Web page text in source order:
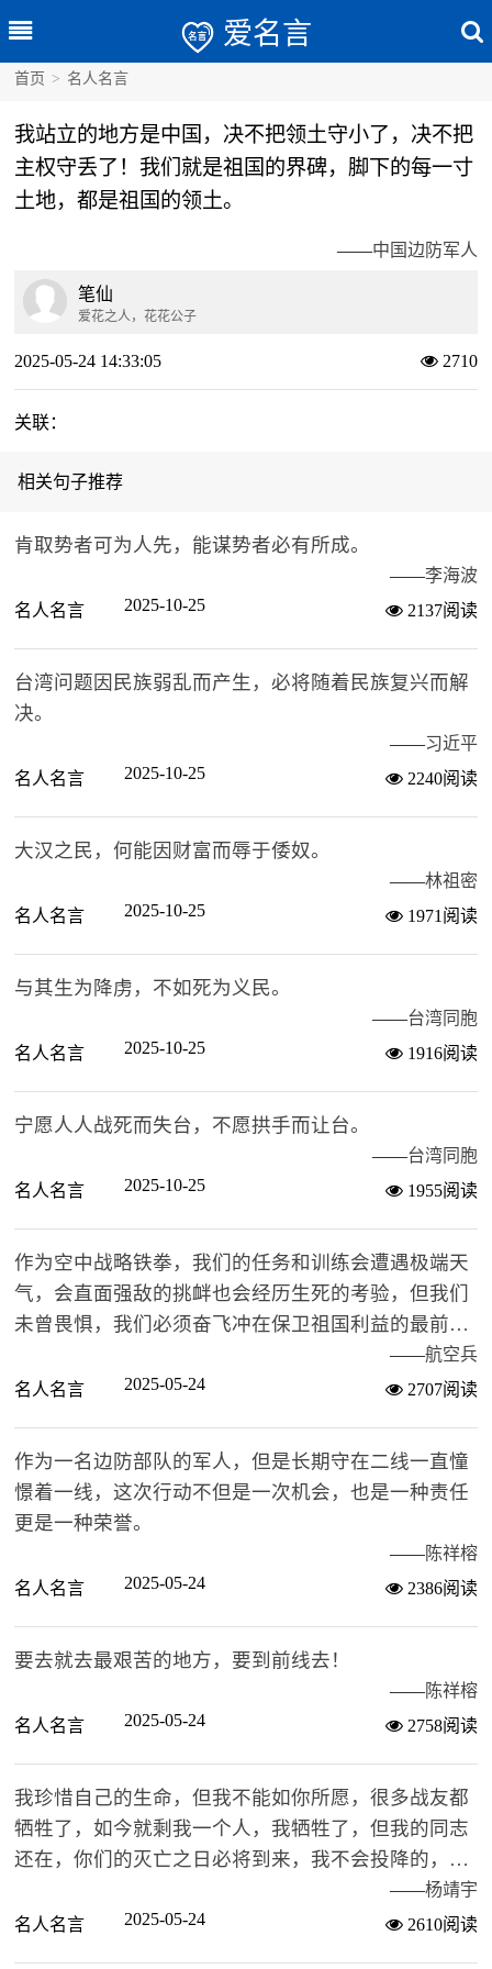
爱名言
首页 > 名人名言
我站立的地方是中国，决不把领土守小了，决不把
主权守丢了！我们就是祖国的界碑，脚下的每一寸
土地，都是祖国的领土。
——中国边防军人
笔仙
爱花之人，花花公子
2025-05-24 14:33:05 2710
关联：
相关句子推荐
肯取势者可为人先，能谋势者必有所成。
——李海波
名人名言
2025-10-25 2137阅读
台湾问题因民族弱乱而产生，必将随着民族复兴而解
决。
——习近平
名人名言
2025-10-25 2240阅读
大汉之民，何能因财富而辱于倭奴。
——林祖密
名人名言
2025-10-25 1971阅读
与其生为降虏，不如死为义民。
——台湾同胞
名人名言
2025-10-25 1916阅读
宁愿人人战死而失台，不愿拱手而让台。
——台湾同胞
名人名言
2025-10-25 1955阅读
作为空中战略铁拳，我们的任务和训练会遭遇极端天
气，会直面强敌的挑衅也会经历生死的考验，但我们
未曾畏惧，我们必须奋飞冲在保卫祖国利益的最前
——航空兵
名人名言
2025-05-24 2707阅读
作为一名边防部队的军人，但是长期守在二线一直憧
憬着一线，这次行动不但是一次机会，也是一种责任
更是一种荣誉。
——陈祥榕
名人名言
2025-05-24 2386阅读
要去就去最艰苦的地方，要到前线去！
——陈祥榕
名人名言
2025-05-24 2758阅读
我珍惜自己的生命，但我不能如你所愿，很多战友都
牺牲了，如今就剩我一个人，我牺牲了，但我的同志
还在，你们的灭亡之日必将到来，我不会投降的，不
——杨靖宇
名人名言
2025-05-24 2610阅读